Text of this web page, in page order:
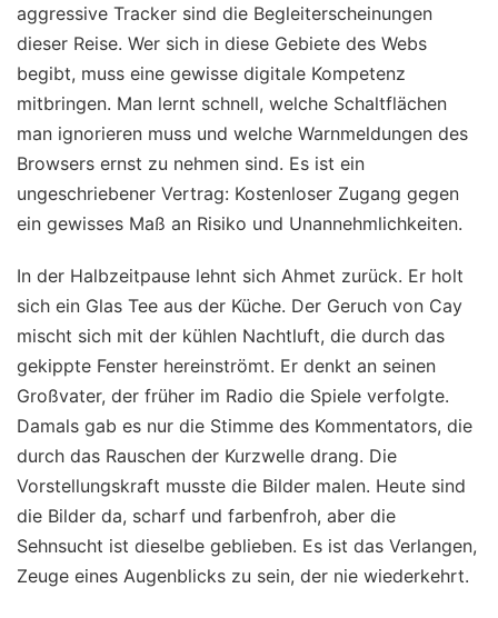
aggressive Tracker sind die Begleiterscheinungen
dieser Reise. Wer sich in diese Gebiete des Webs
begibt, muss eine gewisse digitale Kompetenz
mitbringen. Man lernt schnell, welche Schaltflächen
man ignorieren muss und welche Warnmeldungen des
Browsers ernst zu nehmen sind. Es ist ein
ungeschriebener Vertrag: Kostenloser Zugang gegen
ein gewisses Maß an Risiko und Unannehmlichkeiten.
In der Halbzeitpause lehnt sich Ahmet zurück. Er holt
sich ein Glas Tee aus der Küche. Der Geruch von Cay
mischt sich mit der kühlen Nachtluft, die durch das
gekippte Fenster hereinströmt. Er denkt an seinen
Großvater, der früher im Radio die Spiele verfolgte.
Damals gab es nur die Stimme des Kommentators, die
durch das Rauschen der Kurzwelle drang. Die
Vorstellungskraft musste die Bilder malen. Heute sind
die Bilder da, scharf und farbenfroh, aber die
Sehnsucht ist dieselbe geblieben. Es ist das Verlangen,
Zeuge eines Augenblicks zu sein, der nie wiederkehrt.